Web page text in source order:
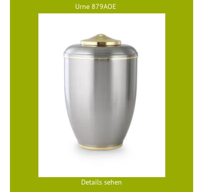
Urne 879AOE
Details sehen